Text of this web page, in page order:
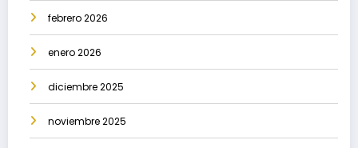
febrero 2026
enero 2026
diciembre 2025
noviembre 2025